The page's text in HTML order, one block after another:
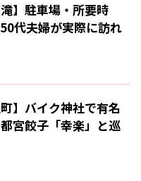
滝】駐車場・所要時
代夫婦が実際に訪れ
町】バイク神社で有名
宮餃子「幸楽」と巡